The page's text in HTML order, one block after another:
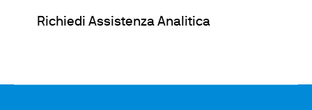
Richiedi Assistenza Analitica